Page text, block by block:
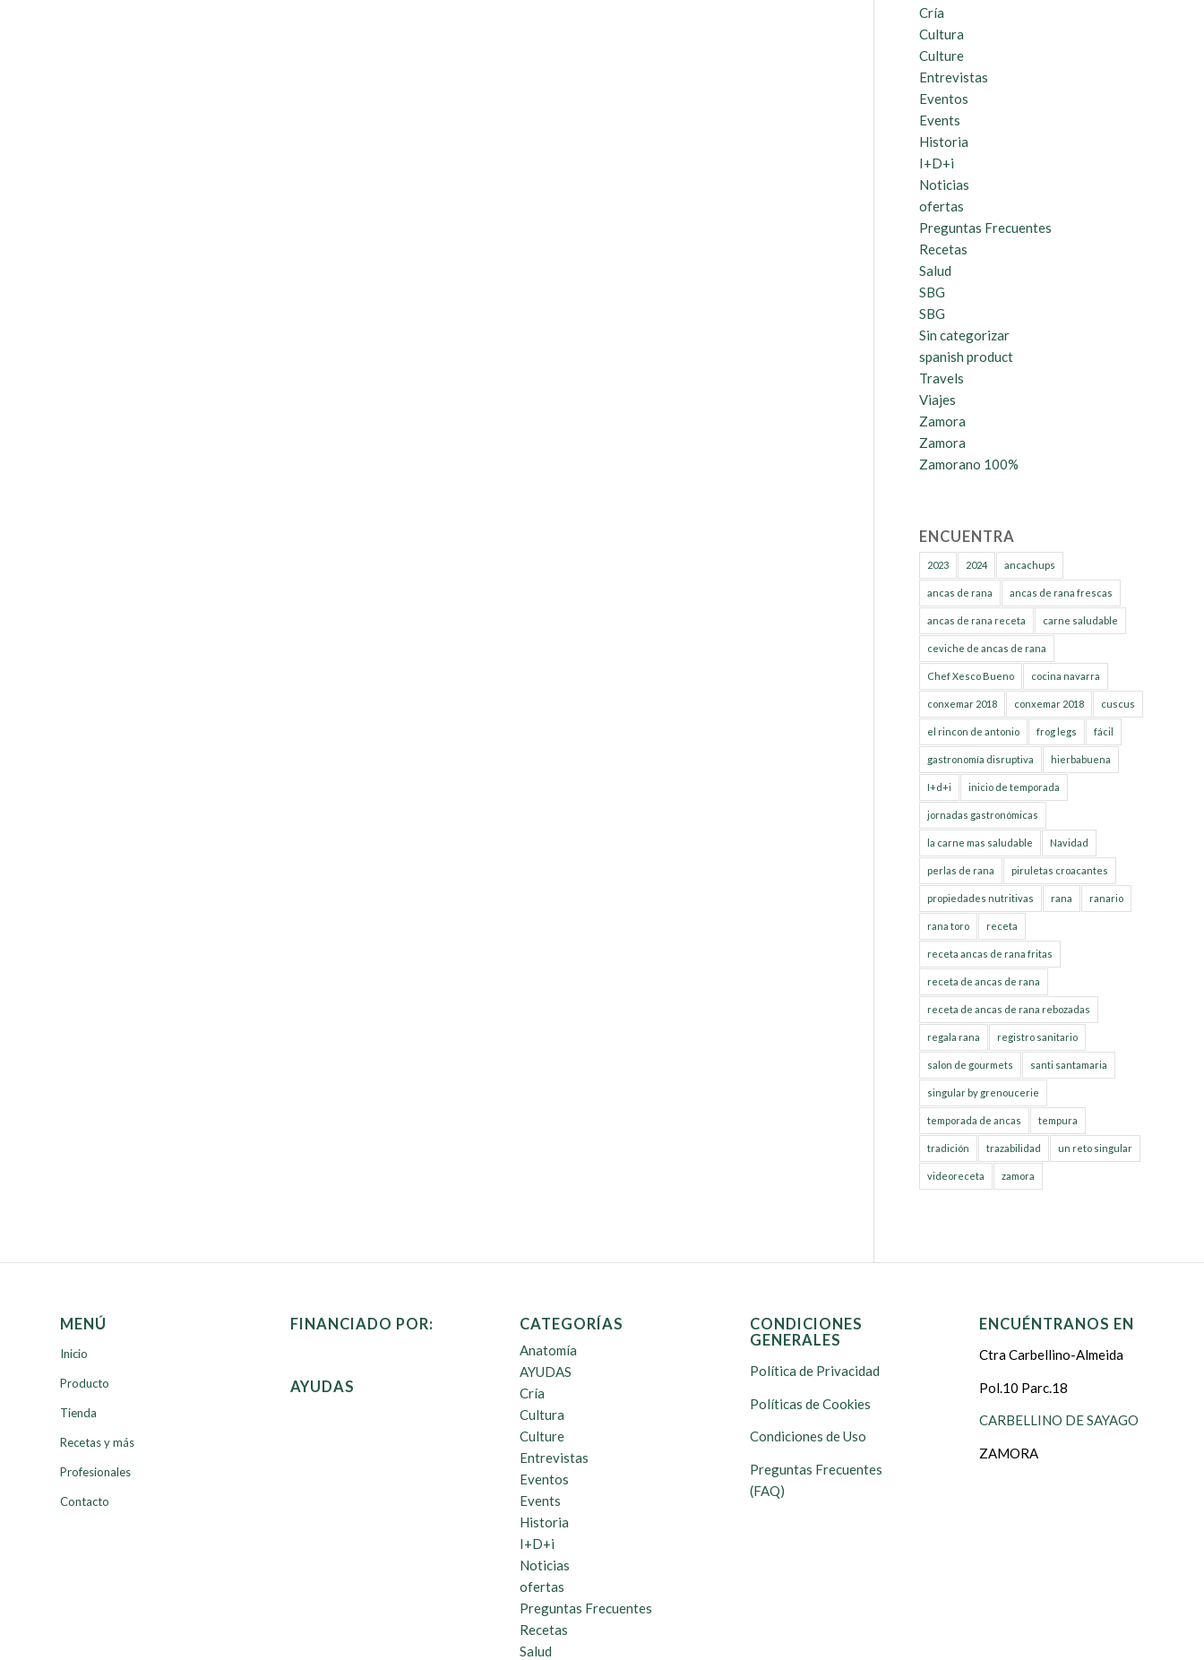
Cría
Cultura
Culture
Entrevistas
Eventos
Events
Historia
I+D+i
Noticias
ofertas
Preguntas Frecuentes
Recetas
Salud
SBG
SBG
Sin categorizar
spanish product
Travels
Viajes
Zamora
Zamora
Zamorano 100%
ENCUENTRA
2023 2024 ancachups
ancas de rana ancas de rana frescas
ancas de rana receta carne saludable
ceviche de ancas de rana
Chef Xesco Bueno cocina navarra
conxemar 2018 conxemar 2018 cuscus
el rincon de antonio frog legs fácil
gastronomía disruptiva hierbabuena
I+d+i inicio de temporada
jornadas gastronómicas
la carne mas saludable Navidad
perlas de rana piruletas croacantes
propiedades nutritivas rana ranario
rana toro receta
receta ancas de rana fritas
receta de ancas de rana
receta de ancas de rana rebozadas
regala rana registro sanitario
salon de gourmets santi santamaria
singular by grenoucerie
temporada de ancas tempura
tradición trazabilidad un reto singular
videoreceta zamora
MENÚ
Inicio
Producto
Tienda
Recetas y más
Profesionales
Contacto
FINANCIADO POR:
AYUDAS
CATEGORÍAS
Anatomía
AYUDAS
Cría
Cultura
Culture
Entrevistas
Eventos
Events
Historia
I+D+i
Noticias
ofertas
Preguntas Frecuentes
Recetas
Salud
CONDICIONES
GENERALES
Política de Privacidad
Políticas de Cookies
Condiciones de Uso
Preguntas Frecuentes
(FAQ)
ENCUÉNTRANOS EN
Ctra Carbellino-Almeida
Pol.10 Parc.18
CARBELLINO DE SAYAGO
ZAMORA